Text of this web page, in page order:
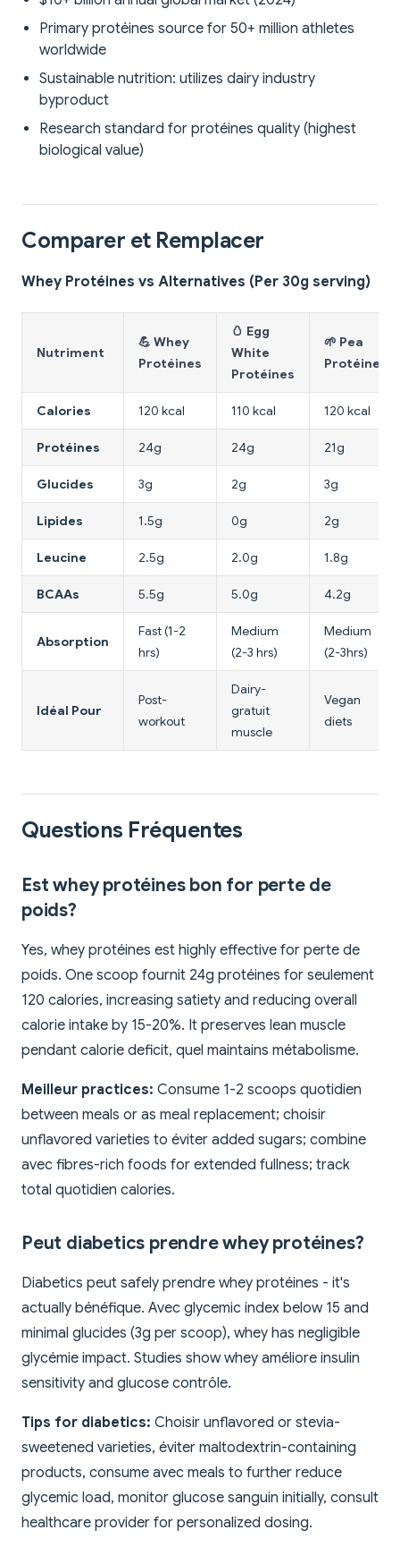
Primary protéines source for 50+ million athletes
worldwide
Sustainable nutrition: utilizes dairy industry
byproduct
Research standard for protéines quality (highest
biological value)
Comparer et Remplacer
Whey Protéines vs Alternatives (Per 30g serving)
Nutriment
💪 Whey
Protéines
🥚 Egg
White
Protéines
🌱 Pea
Protéines
Calories 120 kcal 110 kcal 120 kcal
Protéines 24g 24g 21g
Glucides 3g 2g 3g
Lipides 1.5g 0g 2g
Leucine 2.5g 2.0g 1.8g
BCAAs 5.5g 5.0g 4.2g
Absorption
Fast (1-2
hrs)
Medium
(2-3 hrs)
Medium
(2-3hrs)
Idéal Pour
Post-
workout
Dairy-
gratuit
muscle
Vegan
diets
Questions Fréquentes
Est whey protéines bon for perte de
poids?
Yes, whey protéines est highly effective for perte de
poids. One scoop fournit 24g protéines for seulement
120 calories, increasing satiety and reducing overall
calorie intake by 15-20%. It preserves lean muscle
pendant calorie deficit, quel maintains métabolisme.
Meilleur practices: Consume 1-2 scoops quotidien
between meals or as meal replacement; choisir
unflavored varieties to éviter added sugars; combine
avec fibres-rich foods for extended fullness; track
total quotidien calories.
Peut diabetics prendre whey protéines?
Diabetics peut safely prendre whey protéines - it's
actually bénéfique. Avec glycemic index below 15 and
minimal glucides (3g per scoop), whey has negligible
glycémie impact. Studies show whey améliore insulin
sensitivity and glucose contrôle.
Tips for diabetics: Choisir unflavored or stevia-
sweetened varieties, éviter maltodextrin-containing
products, consume avec meals to further reduce
glycemic load, monitor glucose sanguin initially, consult
healthcare provider for personalized dosing.